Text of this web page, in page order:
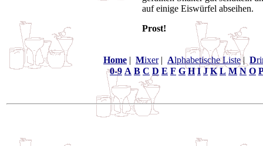
auf einige Eiswürfel abseihen.
Prost!
Home | Mixer| Alphabetische Liste| D
0-9 A B C D E F G H I J K L M N O